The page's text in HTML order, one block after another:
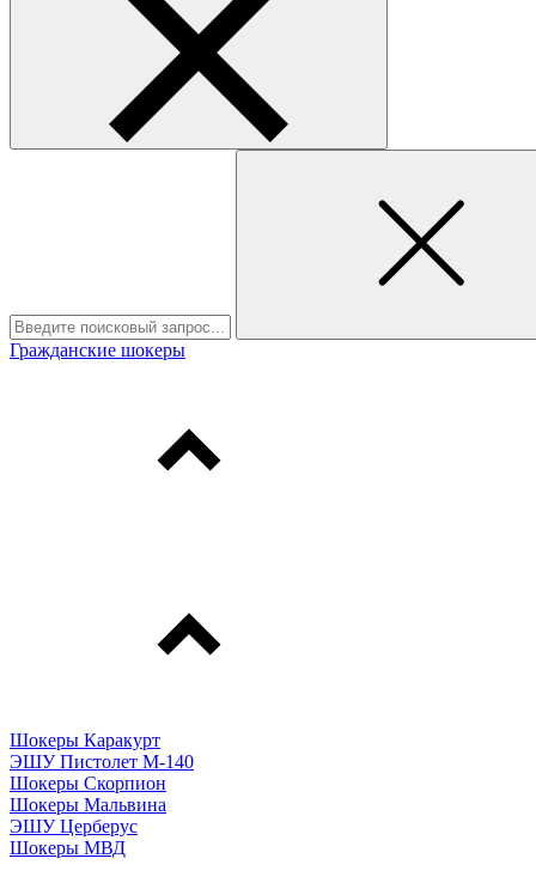
Гражданские шокеры
Шокеры Каракурт
ЭШУ Пистолет М-140
Шокеры Скорпион
Шокеры Мальвина
ЭШУ Церберус
Шокеры МВД